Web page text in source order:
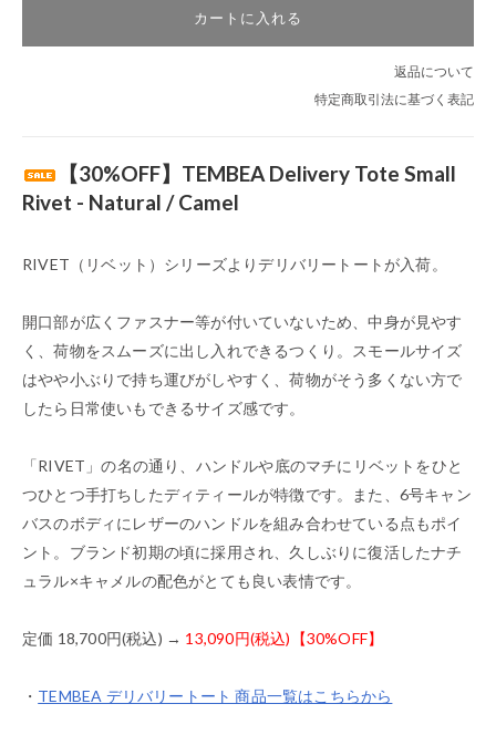
カートに入れる
返品について
特定商取引法に基づく表記
【30%OFF】TEMBEA Delivery Tote Small
Rivet - Natural / Camel
RIVET（リベット）シリーズよりデリバリートートが入荷。
開口部が広くファスナー等が付いていないため、中身が見やす
く、荷物をスムーズに出し入れできるつくり。スモールサイズ
はやや小ぶりで持ち運びがしやすく、荷物がそう多くない方で
したら日常使いもできるサイズ感です。
「RIVET」の名の通り、ハンドルや底のマチにリベットをひと
つひとつ手打ちしたディティールが特徴です。また、6号キャン
バスのボディにレザーのハンドルを組み合わせている点もポイ
ント。ブランド初期の頃に採用され、久しぶりに復活したナチ
ュラル×キャメルの配色がとても良い表情です。
定価 18,700円(税込) → 13,090円(税込)【30%OFF】
・ TEMBEA デリバリートート 商品一覧はこちらから